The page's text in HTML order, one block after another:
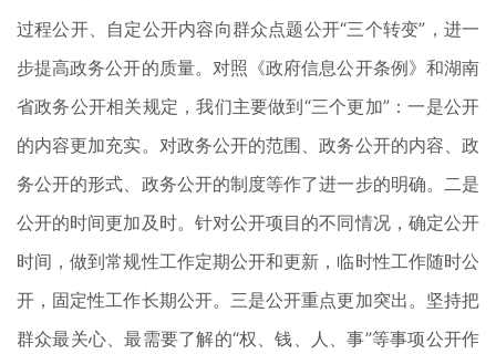
过程公开、自定公开内容向群众点题公开“三个转变”，进一
步提高政务公开的质量。对照《政府信息公开条例》和湖南
省政务公开相关规定，我们主要做到“三个更加”：一是公开
的内容更加充实。对政务公开的范围、政务公开的内容、政
务公开的形式、政务公开的制度等作了进一步的明确。二是
公开的时间更加及时。针对公开项目的不同情况，确定公开
时间，做到常规性工作定期公开和更新，临时性工作随时公
开，固定性工作长期公开。三是公开重点更加突出。坚持把
群众最关心、最需要了解的“权、钱、人、事”等事项公开作